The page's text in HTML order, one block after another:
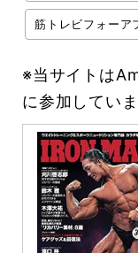
筋トレビフォーア
※当サイトは
に参加してい